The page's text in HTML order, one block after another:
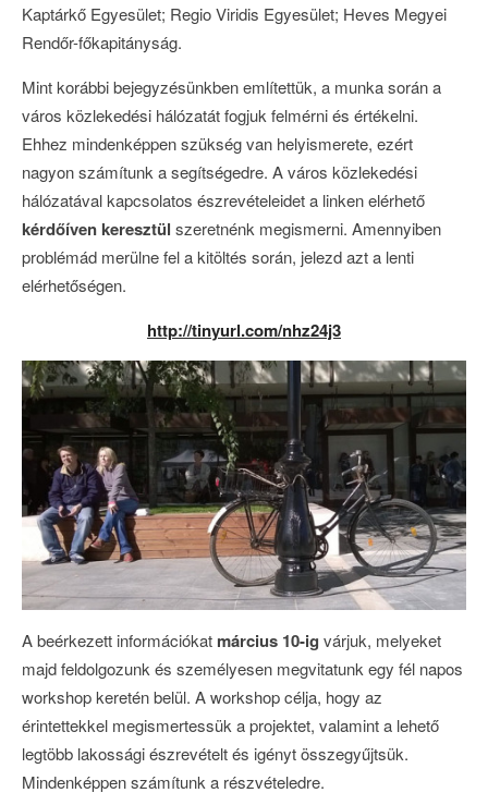
Kaptárkő Egyesület; Regio Viridis Egyesület; Heves Megyei
Rendőr-főkapitányság.
Mint korábbi bejegyzésünkben említettük, a munka során a
város közlekedési hálózatát fogjuk felmérni és értékelni.
Ehhez mindenképpen szükség van helyismerete, ezért
nagyon számítunk a segítségedre. A város közlekedési
hálózatával kapcsolatos észrevételeidet a linken elérhető
kérdőíven keresztül szeretnénk megismerni. Amennyiben
problémád merülne fel a kitöltés során, jelezd azt a lenti
elérhetőségen.
http://tinyurl.com/nhz24j3
A beérkezett információkat március 10-ig várjuk, melyeket
majd feldolgozunk és személyesen megvitatunk egy fél napos
workshop keretén belül. A workshop célja, hogy az
érintettekkel megismertessük a projektet, valamint a lehető
legtöbb lakossági észrevételt és igényt összegyűjtsük.
Mindenképpen számítunk a részvételedre.